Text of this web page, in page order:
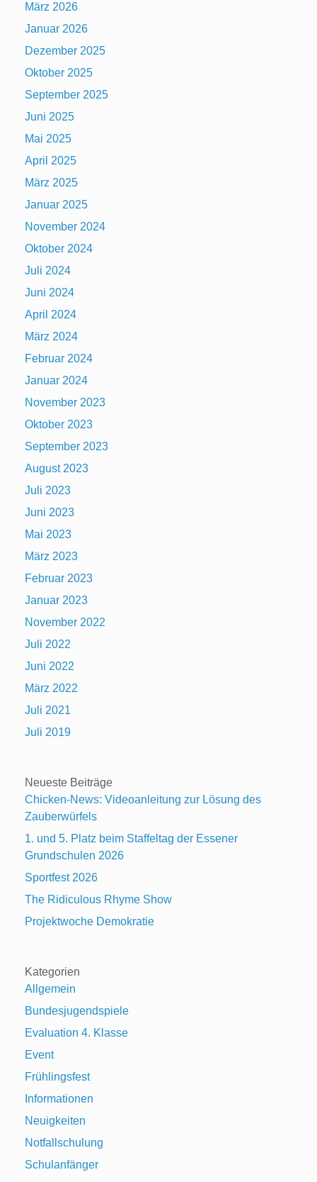
März 2026
Januar 2026
Dezember 2025
Oktober 2025
September 2025
Juni 2025
Mai 2025
April 2025
März 2025
Januar 2025
November 2024
Oktober 2024
Juli 2024
Juni 2024
April 2024
März 2024
Februar 2024
Januar 2024
November 2023
Oktober 2023
September 2023
August 2023
Juli 2023
Juni 2023
Mai 2023
März 2023
Februar 2023
Januar 2023
November 2022
Juli 2022
Juni 2022
März 2022
Juli 2021
Juli 2019
Neueste Beiträge
Chicken-News: Videoanleitung zur Lösung des
Zauberwürfels
1. und 5. Platz beim Staffeltag der Essener
Grundschulen 2026
Sportfest 2026
The Ridiculous Rhyme Show
Projektwoche Demokratie
Kategorien
Allgemein
Bundesjugendspiele
Evaluation 4. Klasse
Event
Frühlingsfest
Informationen
Neuigkeiten
Notfallschulung
Schulanfänger